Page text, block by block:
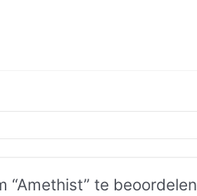
“Amethist” te beoordelen